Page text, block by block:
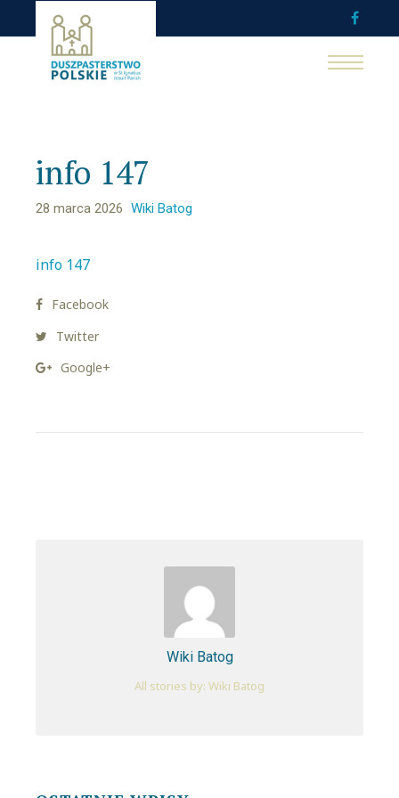
info 147
28 marca 2026 Wiki Batog
info 147
Facebook
Twitter
Google+
Wiki Batog
All stories by: Wiki Batog